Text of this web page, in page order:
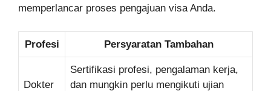
memperlancar proses pengajuan visa Anda.
Profesi Persyaratan Tambahan
Dokter
Sertifikasi profesi, pengalaman kerja,
dan mungkin perlu mengikuti ujian